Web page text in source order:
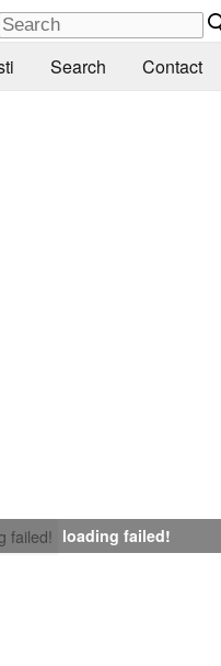
Search Contact
failed! loading failed!